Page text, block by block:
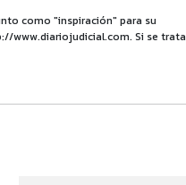
como "inspiración" para su
www.diariojudicial.com. Si se trata